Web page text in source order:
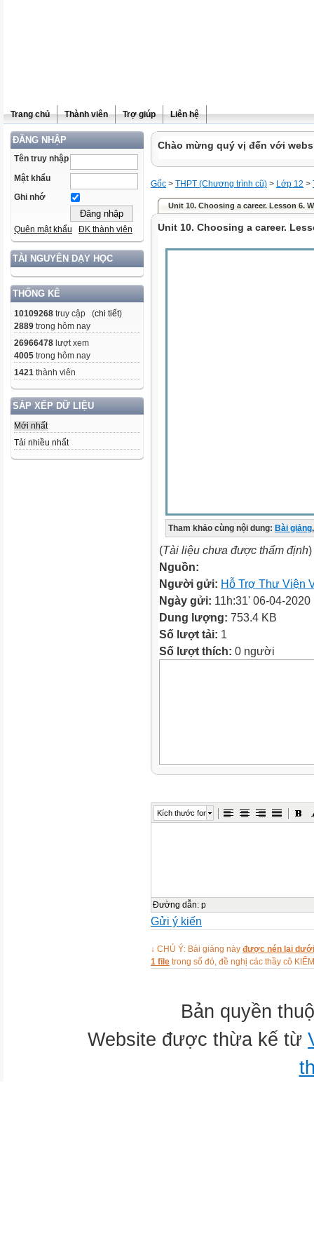
Trang chủ Thành viên Trợ giúp Liên hệ
ĐĂNG NHẬP
Tên truy nhập
Mật khẩu
Ghi nhớ
Quên mật khẩu ĐK thành viên
TÀI NGUYÊN DẠY HỌC
THỐNG KÊ
10109268 truy cập (chi tiết)
2889 trong hôm nay
26966478 lượt xem
4005 trong hôm nay
1421 thành viên
SẮP XẾP DỮ LIỆU
Mới nhất
Tải nhiều nhất
Chào mừng quý vị đến với
Gốc > THPT (Chương trình cũ) > Lớp 12 >
Unit 10. Choosing a career. Lesson 6.
Unit 10. Choosing a career.
Tham khảo cùng nội dung: Bài giảng,
(Tài liệu chưa được thẩm định)
Nguồn:
Người gửi: Hỗ Trợ Thư Viện
Ngày gửi: 11h:31' 06-04-2020
Dung lượng: 753.4 KB
Số lượt tải: 1
Số lượt thích: 0 người
Kích thước font
Đường dẫn: p
Gửi ý kiến
↓ CHÚ Ý: Bài giảng này được nén lại
1 file trong số đó, đề nghị các thầy cô
Bản quyền
Website được thừa kế từ